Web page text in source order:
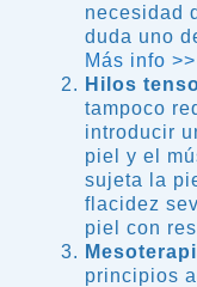
necesidad
duda uno
Más info >>
Hilos
tampoco
introducir
piel y el
sujeta la
flacidez
piel con
principios